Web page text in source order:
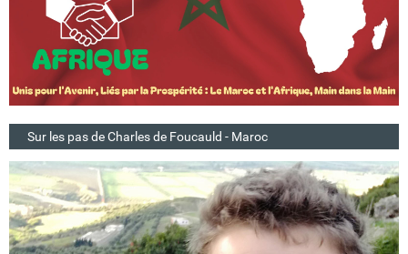
Sur les pas de Charles de Foucauld - Maroc